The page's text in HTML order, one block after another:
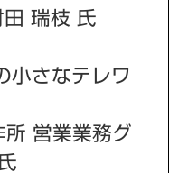
⽥ 瑞枝 ⽒
なテレワ
業業務グ